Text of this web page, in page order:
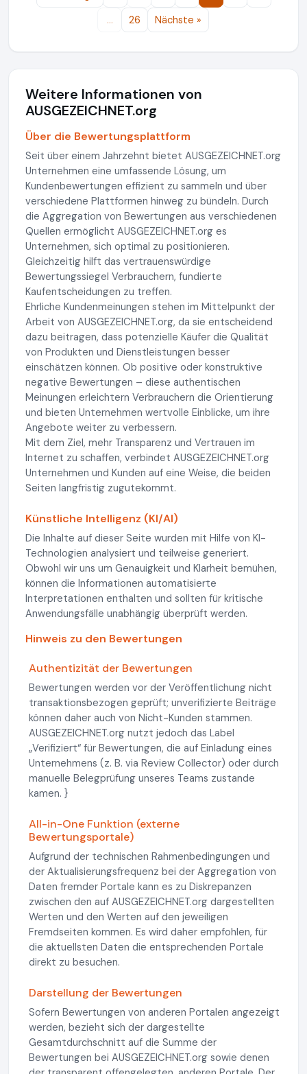
…
26 Nächste »
Weitere Informationen von
AUSGEZEICHNET.org
Über die Bewertungsplattform
Seit über einem Jahrzehnt bietet AUSGEZEICHNET.org
Unternehmen eine umfassende Lösung, um
Kundenbewertungen effizient zu sammeln und über
verschiedene Plattformen hinweg zu bündeln. Durch
die Aggregation von Bewertungen aus verschiedenen
Quellen ermöglicht AUSGEZEICHNET.org es
Unternehmen, sich optimal zu positionieren.
Gleichzeitig hilft das vertrauenswürdige
Bewertungssiegel Verbrauchern, fundierte
Kaufentscheidungen zu treffen.
Ehrliche Kundenmeinungen stehen im Mittelpunkt der
Arbeit von AUSGEZEICHNET.org, da sie entscheidend
dazu beitragen, dass potenzielle Käufer die Qualität
von Produkten und Dienstleistungen besser
einschätzen können. Ob positive oder konstruktive
negative Bewertungen – diese authentischen
Meinungen erleichtern Verbrauchern die Orientierung
und bieten Unternehmen wertvolle Einblicke, um ihre
Angebote weiter zu verbessern.
Mit dem Ziel, mehr Transparenz und Vertrauen im
Internet zu schaffen, verbindet AUSGEZEICHNET.org
Unternehmen und Kunden auf eine Weise, die beiden
Seiten langfristig zugutekommt.
Künstliche Intelligenz (KI/AI)
Die Inhalte auf dieser Seite wurden mit Hilfe von KI-
Technologien analysiert und teilweise generiert.
Obwohl wir uns um Genauigkeit und Klarheit bemühen,
können die Informationen automatisierte
Interpretationen enthalten und sollten für kritische
Anwendungsfälle unabhängig überprüft werden.
Hinweis zu den Bewertungen
Authentizität der Bewertungen
Bewertungen werden vor der Veröffentlichung nicht
transaktionsbezogen geprüft; unverifizierte Beiträge
können daher auch von Nicht-Kunden stammen.
AUSGEZEICHNET.org nutzt jedoch das Label
„Verifiziert“ für Bewertungen, die auf Einladung eines
Unternehmens (z. B. via Review Collector) oder durch
manuelle Belegprüfung unseres Teams zustande
kamen. }
All-in-One Funktion (externe
Bewertungsportale)
Aufgrund der technischen Rahmenbedingungen und
der Aktualisierungsfrequenz bei der Aggregation von
Daten fremder Portale kann es zu Diskrepanzen
zwischen den auf AUSGEZEICHNET.org dargestellten
Werten und den Werten auf den jeweiligen
Fremdseiten kommen. Es wird daher empfohlen, für
die aktuellsten Daten die entsprechenden Portale
direkt zu besuchen.
Darstellung der Bewertungen
Sofern Bewertungen von anderen Portalen angezeigt
werden, bezieht sich der dargestellte
Gesamtdurchschnitt auf die Summe der
Bewertungen bei AUSGEZEICHNET.org sowie denen